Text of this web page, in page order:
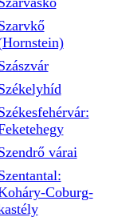
várai
Coburg-